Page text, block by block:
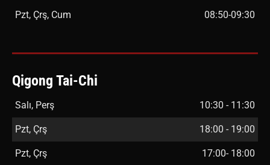
Pzt, Çrş, Cum 08:50-09:30
Qigong Tai-Chi
Salı, Perş 10:30 - 11:30
Pzt, Çrş 18:00 - 19:00
Pzt, Çrş 17:00- 18:00